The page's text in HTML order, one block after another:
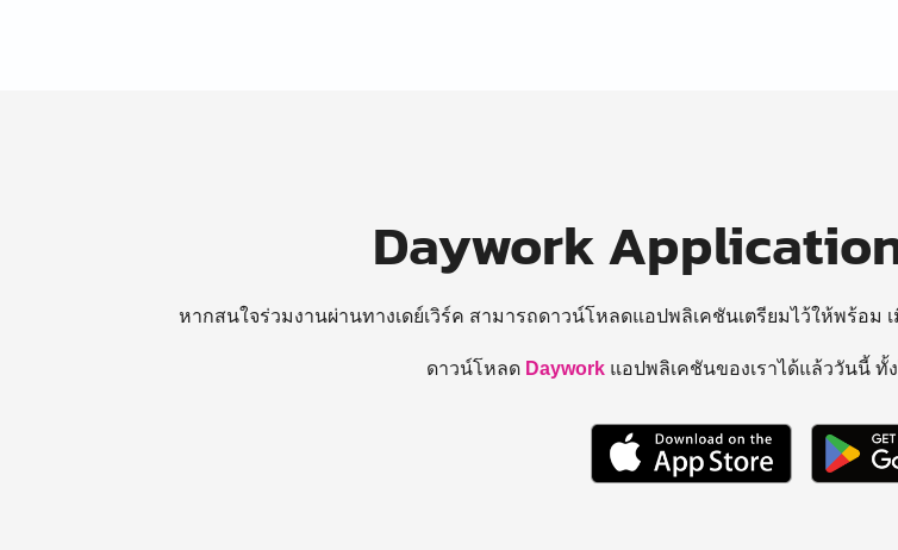
Daywork
หากสนใจร่วมงานผ่านทางเดย์เวิร์ค สามารถดาวน์โหลดแอปพลิเคชันเตรียมไว้ให้พร้อม
ดาวน์โหลด Daywork แอปพลิเคชันของเราได้แล้ววันนี้ ทั้